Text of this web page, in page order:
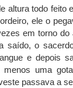
altura todo feito
ele o
em torno do
saído, o
e depois
menos uma
passava a